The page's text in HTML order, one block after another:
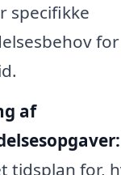
specifikke
af
tidsplan for,